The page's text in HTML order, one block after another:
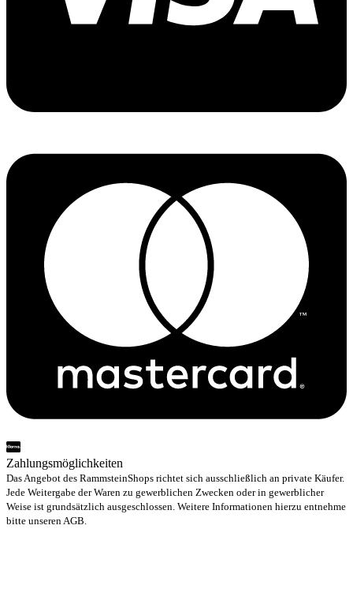
Zahlungsmöglichkeiten
Das Angebot des RammsteinShops richtet sich ausschließlich an private Käufer.
Jede Weitergabe der Waren zu gewerblichen Zwecken oder in gewerblicher
Weise ist grundsätzlich ausgeschlossen. Weitere Informationen hierzu entnehme
bitte unseren AGB.